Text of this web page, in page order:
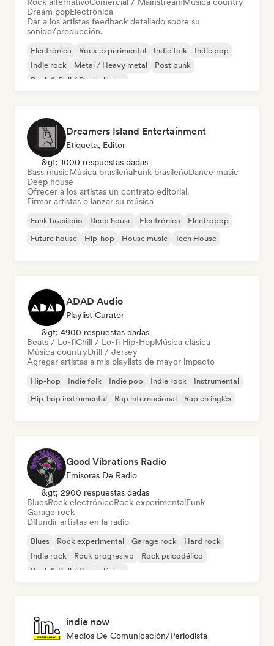
Dream popElectrónica
Dar a los artistas feedback detallado sobre su
sonido/producción.
Electrónica Rock experimental Indie folk
Indie pop
Indie rock
Metal / Heavy metal
Post punk
Rock & Roll / Rock clásico
Dreamers Island Entertainment
Etiqueta, Editor
&gt; 1000 respuestas dadas
Bass musicMúsica brasileñaFunk brasileñoDance music
Deep house
Ofrecer a los artistas un contrato editorial.
Firmar artistas o lanzar su música
Funk brasileño Deep house Electrónica
Electropop
Future house
Hip-hop House music Tech House
ADAD Audio
Playlist Curator
&gt; 4900 respuestas dadas
Beats / Lo-fiChill / Lo-fi Hip-HopMúsica clásica
Música countryDrill / Jersey
Agregar artistas a mis playlists de mayor impacto
Hip-hop Indie folk Indie pop Indie rock
Instrumental
Hip-hop instrumental
Rap internacional Rap en inglés
Good Vibrations Radio
Emisoras De Radio
&gt; 2900 respuestas dadas
BluesRock electrónicoRock experimentalFunk
Garage rock
Difundir artistas en la radio
Blues Rock experimental Garage rock
Hard rock
Indie rock
Rock progresivo
Rock psicodélico
Rock & Roll / Rock clásico
indie now
Medios De Comunicación/Periodista